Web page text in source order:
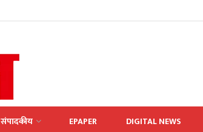
संपादकीय EPAPER DIGITAL NEWS